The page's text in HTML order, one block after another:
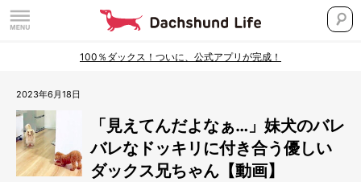
100％ダックス！ついに、公式アプリが完成！
2023年6月18日
「見えてんだよなぁ…」妹犬のバレ
バレなドッキリに付き合う優しい
ダックス兄ちゃん【動画】